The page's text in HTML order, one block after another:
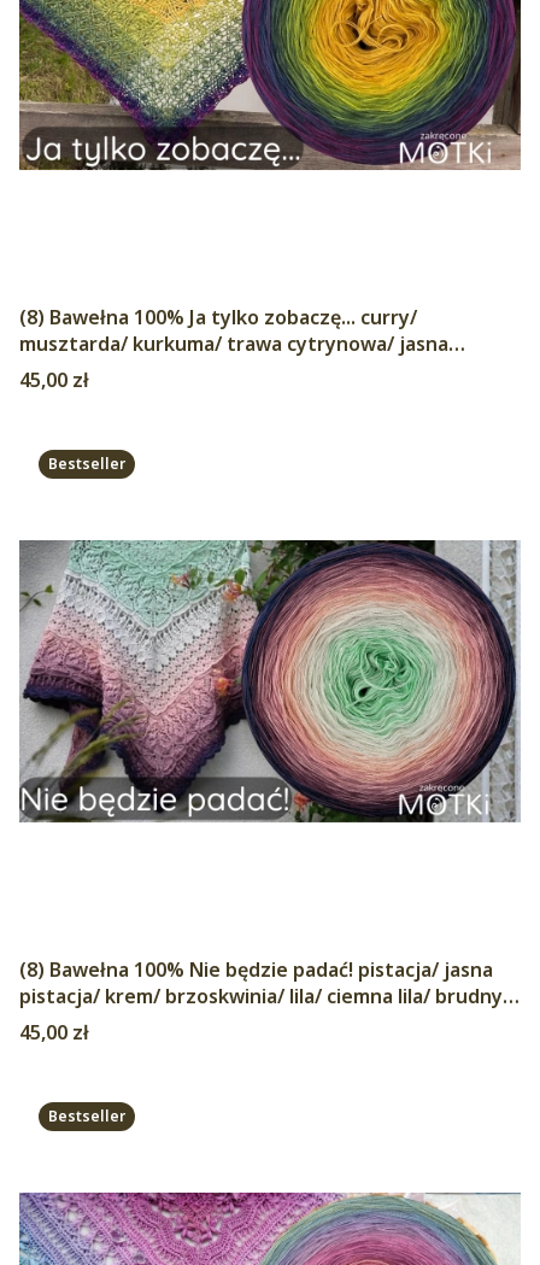
(8) Bawełna 100% Ja tylko zobaczę... curry/
musztarda/ kurkuma/ trawa cytrynowa/ jasna
wojskowa zieleń/ wojskowa zielen/ ciemny niebieski/
jeżyna
Cena
45,00 zł
Bestseller
(8) Bawełna 100% Nie będzie padać! pistacja/ jasna
pistacja/ krem/ brzoskwinia/ lila/ ciemna lila/ brudny
fiolet/ ciemny niebieski
Cena
45,00 zł
Bestseller